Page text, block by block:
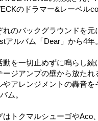
のドラマー&レーベル
れのバックグラウンドを元
アルバム「Dear」から4年。
動を一切止めずに鳴らし続
ージアンプの壁から放たれ
やアレンジメントの轟音
ム。
はトクマルシューゴやAco